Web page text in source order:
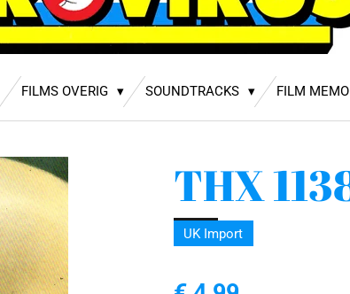
FILMS OVERIG SOUNDTRACKS FILM
THX
UK Import